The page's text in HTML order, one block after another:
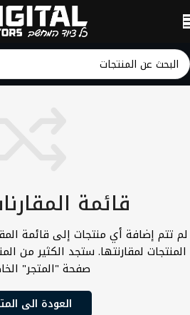
قائمة
لم تتم إضافة أي منتجات إلى قائمة
المنتجات لمقارنتها. ستجد الكثير من
صفحة "المتجر"
العودة الى